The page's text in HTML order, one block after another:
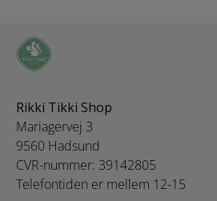
Rikki Tikki Shop
Mariagervej 3
9560 Hadsund
CVR-nummer: 39142805
Telefontiden er mellem 12-15